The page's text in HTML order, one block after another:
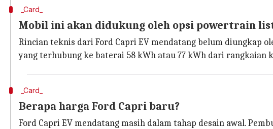
_Card_
Mobil ini akan didukung oleh opsi powertrain
Rincian teknis dari Ford Capri EV mendatang belum diungkap
yang terhubung ke baterai 58 kWh atau 77 kWh dari rangkaian
_Card_
Berapa harga Ford Capri baru?
Ford Capri EV mendatang masih dalam tahap desain awal.